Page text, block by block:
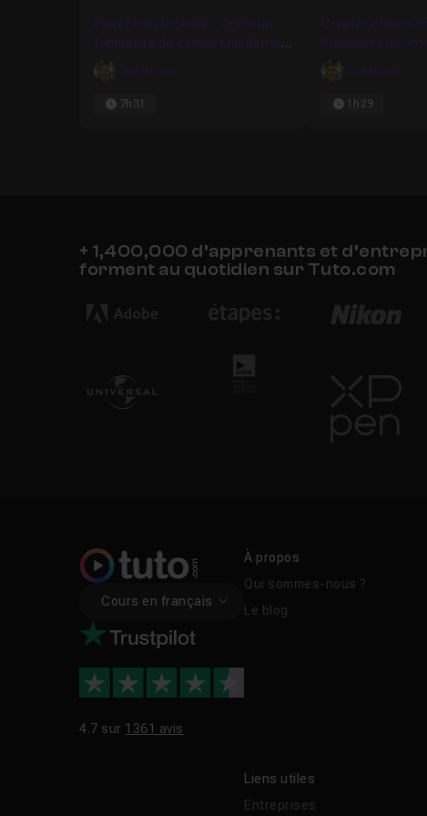
Favori
Projet Fullstack #2 - Créer un
formulaire de contact moderne
complet
Carl Brison
7h31
Crypter
Password de
base de données
Carl Brison
1h29
+ 1,400,000 d’apprenants et
forment au quotidien sur Tuto.com
Cours en français
4.7 sur 1361 avis
À propos
Qui sommes-nous ?
Le blog
Liens utiles
Entreprises